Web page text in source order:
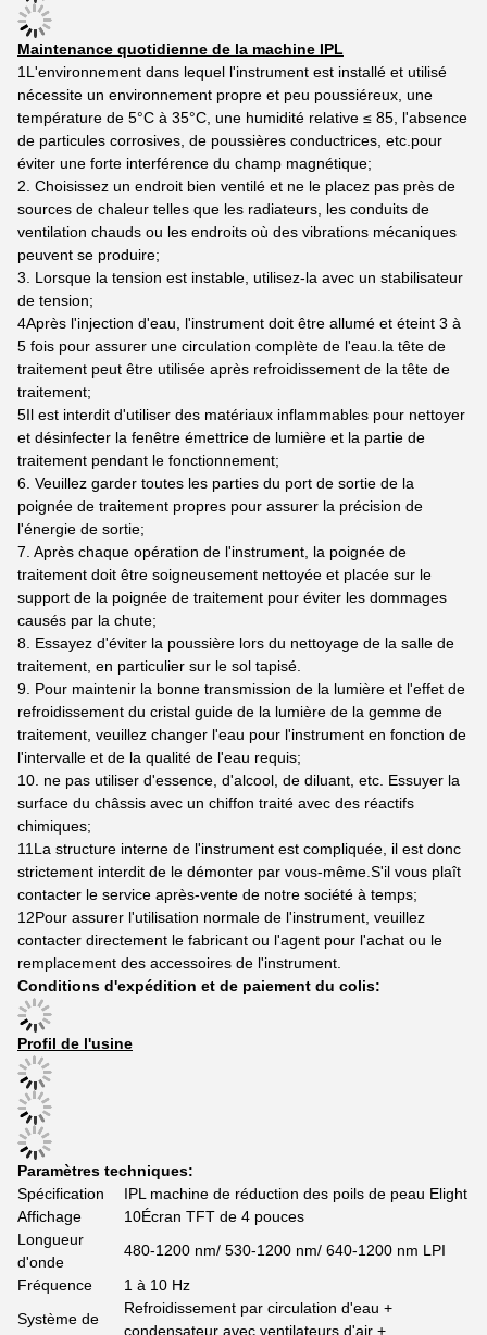
Maintenance quotidienne de la machine IPL
1L'environnement dans lequel l'instrument est installé et utilisé
nécessite un environnement propre et peu poussiéreux, une
température de 5°C à 35°C, une humidité relative ≤ 85, l'absence
de particules corrosives, de poussières conductrices, etc.pour
éviter une forte interférence du champ magnétique;
2. Choisissez un endroit bien ventilé et ne le placez pas près de
sources de chaleur telles que les radiateurs, les conduits de
ventilation chauds ou les endroits où des vibrations mécaniques
peuvent se produire;
3. Lorsque la tension est instable, utilisez-la avec un stabilisateur
de tension;
4Après l'injection d'eau, l'instrument doit être allumé et éteint 3 à
5 fois pour assurer une circulation complète de l'eau.la tête de
traitement peut être utilisée après refroidissement de la tête de
traitement;
5Il est interdit d'utiliser des matériaux inflammables pour nettoyer
et désinfecter la fenêtre émettrice de lumière et la partie de
traitement pendant le fonctionnement;
6. Veuillez garder toutes les parties du port de sortie de la
poignée de traitement propres pour assurer la précision de
l'énergie de sortie;
7. Après chaque opération de l'instrument, la poignée de
traitement doit être soigneusement nettoyée et placée sur le
support de la poignée de traitement pour éviter les dommages
causés par la chute;
8. Essayez d'éviter la poussière lors du nettoyage de la salle de
traitement, en particulier sur le sol tapisé.
9. Pour maintenir la bonne transmission de la lumière et l'effet de
refroidissement du cristal guide de la lumière de la gemme de
traitement, veuillez changer l'eau pour l'instrument en fonction de
l'intervalle et de la qualité de l'eau requis;
10. ne pas utiliser d'essence, d'alcool, de diluant, etc. Essuyer la
surface du châssis avec un chiffon traité avec des réactifs
chimiques;
11La structure interne de l'instrument est compliquée, il est donc
strictement interdit de le démonter par vous-même.S'il vous plaît
contacter le service après-vente de notre société à temps;
12Pour assurer l'utilisation normale de l'instrument, veuillez
contacter directement le fabricant ou l'agent pour l'achat ou le
remplacement des accessoires de l'instrument.
Conditions d'expédition et de paiement du colis:
Profil de l'usine
Paramètres techniques:
Spécification
IPL machine de réduction des poils de peau Elight
Affichage
10Écran TFT de 4 pouces
Longueur
d'onde
480-1200 nm/ 530-1200 nm/ 640-1200 nm LPI
Fréquence
1 à 10 Hz
Système de
Refroidissement par circulation d'eau +
condensateur avec ventilateurs d'air +